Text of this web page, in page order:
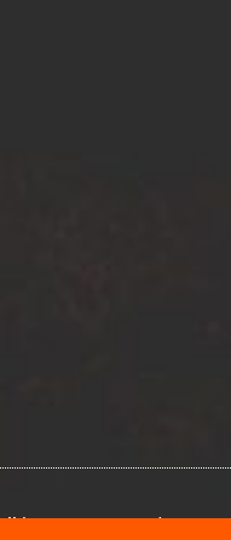
prawa zastrzeżone